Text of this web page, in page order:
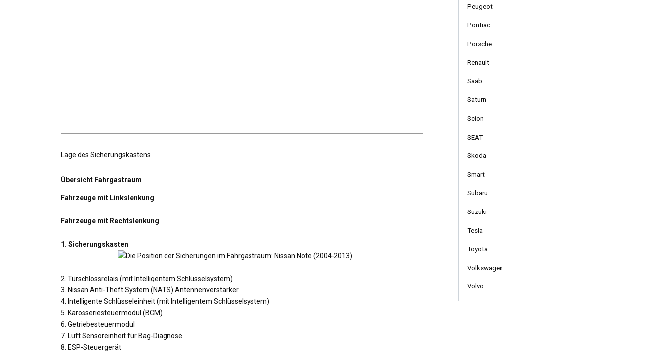
Lage des Sicherungskastens
Übersicht Fahrgastraum
Fahrzeuge mit Linkslenkung
Fahrzeuge mit Rechtslenkung
1. Sicherungskasten
2. Türschlossrelais (mit Intelligentem Schlüsselsystem)
3. Nissan Anti-Theft System (NATS) Antennenverstärker
4. Intelligente Schlüsseleinheit (mit Intelligentem Schlüsselsystem)
5. Karosseriesteuermodul (BCM)
6. Getriebesteuermodul
7. Luft Sensoreinheit für Bag-Diagnose
8. ESP-Steuergerät
Peugeot
Pontiac
Porsche
Renault
Saab
Saturn
Scion
SEAT
Skoda
Smart
Subaru
Suzuki
Tesla
Toyota
Volkswagen
Volvo